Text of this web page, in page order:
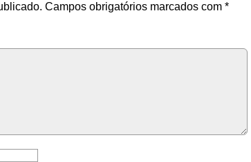
Campos obrigatórios marcados com *